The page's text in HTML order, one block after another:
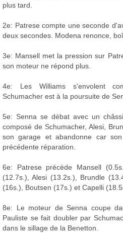
plus tard.
2e: Patrese compte une seconde
deux secondes. Modena renonce,
3e: Mansell met la pression sur
son moteur ne répond plus.
4e: Les Williams s'envolent
Schumacher est à la poursuite de
5e: Senna se débat avec un
composé de Schumacher, Alesi,
son garage et abandonne car
précédente réparation.
6e: Patrese précède Mansell
(12.7s.), Alesi (13.2s.), Brundle
(16s.), Boutsen (17s.) et Capelli
8e: Le moteur de Senna coupe
Pauliste se fait doubler par
dans le sillage de la Benetton.